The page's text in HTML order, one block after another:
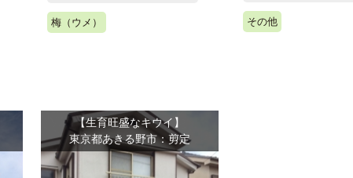
梅（ウメ） その他
【生育旺盛なキウイ】
東京都あきる野市：剪定